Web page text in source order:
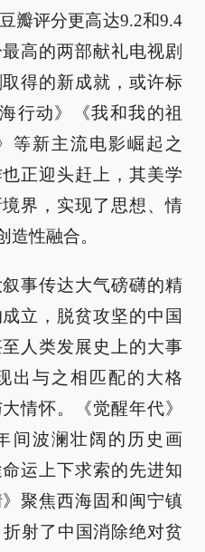
瓣评分更高达9.2和9.4
高的两部献礼电视剧
得的新成就，或许标
行动》《我和我的祖
等新主流电影崛起之
正迎头赶上，其美学
界，实现了思想、情
造性融合。
事传达大气磅礴的精
立，脱贫攻坚的中国
人类发展史上的大事
出与之相匹配的大格
情怀。《觉醒年代》
间波澜壮阔的历史画
运上下求索的先进知
聚焦西海固和闽宁镇
射了中国消除绝对贫